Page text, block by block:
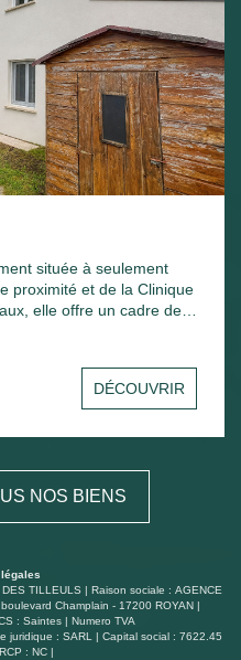
située à seulement
proximité et de la Clinique
elle offre un cadre de
lumineuse et
salon avec cuisine
terrasse et un jardin. Un
chambre avec sa
palier
Un bien
une vie de famille ou
DÉCOUVRIR
NOS BIENS
TILLEULS | Raison sociale : AGENCE
Champlain - 17200 ROYAN |
: Saintes | Numero TVA
juridique : SARL | Capital social : 7622.45
: NC |